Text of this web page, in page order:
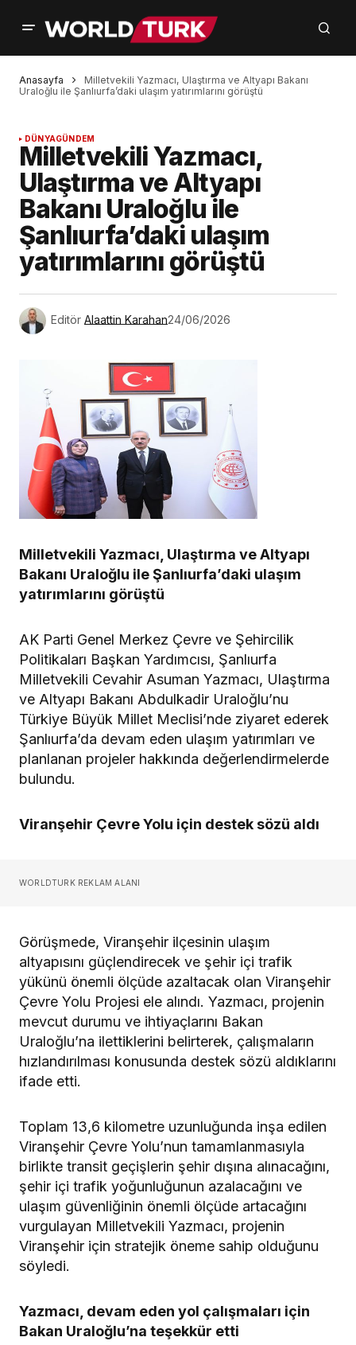
Anasayfa
Milletvekili Yazmacı, Ulaştırma ve Altyapı Bakanı
Uraloğlu ile Şanlıurfa’daki ulaşım yatırımlarını görüştü
DÜNYAGÜNDEM
Milletvekili Yazmacı,
Ulaştırma ve Altyapı
Bakanı Uraloğlu ile
Şanlıurfa’daki ulaşım
yatırımlarını görüştü
Editör Alaattin Karahan24/06/2026
Milletvekili Yazmacı, Ulaştırma ve Altyapı
Bakanı Uraloğlu ile Şanlıurfa’daki ulaşım
yatırımlarını görüştü
AK Parti Genel Merkez Çevre ve Şehircilik
Politikaları Başkan Yardımcısı, Şanlıurfa
Milletvekili Cevahir Asuman Yazmacı, Ulaştırma
ve Altyapı Bakanı Abdulkadir Uraloğlu’nu
Türkiye Büyük Millet Meclisi’nde ziyaret ederek
Şanlıurfa’da devam eden ulaşım yatırımları ve
planlanan projeler hakkında değerlendirmelerde
bulundu.
Viranşehir Çevre Yolu için destek sözü aldı
WORLDTURK REKLAM ALANI
Görüşmede, Viranşehir ilçesinin ulaşım
altyapısını güçlendirecek ve şehir içi trafik
yükünü önemli ölçüde azaltacak olan Viranşehir
Çevre Yolu Projesi ele alındı. Yazmacı, projenin
mevcut durumu ve ihtiyaçlarını Bakan
Uraloğlu’na ilettiklerini belirterek, çalışmaların
hızlandırılması konusunda destek sözü aldıklarını
ifade etti.
Toplam 13,6 kilometre uzunluğunda inşa edilen
Viranşehir Çevre Yolu’nun tamamlanmasıyla
birlikte transit geçişlerin şehir dışına alınacağını,
şehir içi trafik yoğunluğunun azalacağını ve
ulaşım güvenliğinin önemli ölçüde artacağını
vurgulayan Milletvekili Yazmacı, projenin
Viranşehir için stratejik öneme sahip olduğunu
söyledi.
Yazmacı, devam eden yol çalışmaları için
Bakan Uraloğlu’na teşekkür etti